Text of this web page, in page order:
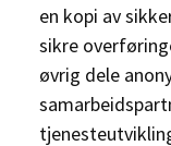
en kopi av
sikre
øvrig dele